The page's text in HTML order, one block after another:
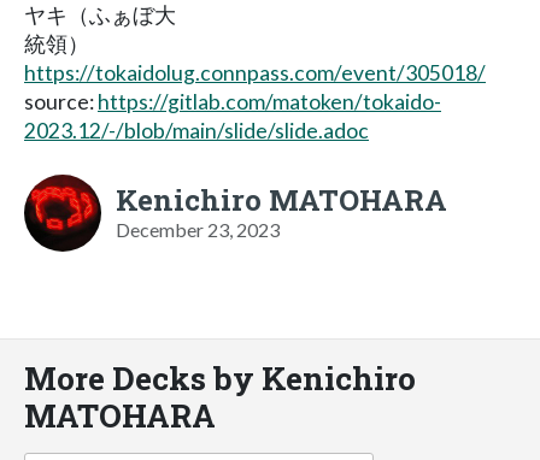
ヤキ（ふぁぼ大
統領）
https://tokaidolug.connpass.com/event/305018/
source:https://gitlab.com/matoken/tokaido-
2023.12/-/blob/main/slide/slide.adoc
Kenichiro MATOHARA
December 23, 2023
More Decks by Kenichiro
MATOHARA